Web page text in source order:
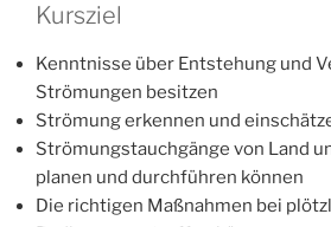
Kursziel
Kenntnisse über Entstehung und
Strömungen besitzen
Strömung erkennen und
Strömungstauchgänge von Land
planen und durchführen können
Die richtigen Maßnahmen bei